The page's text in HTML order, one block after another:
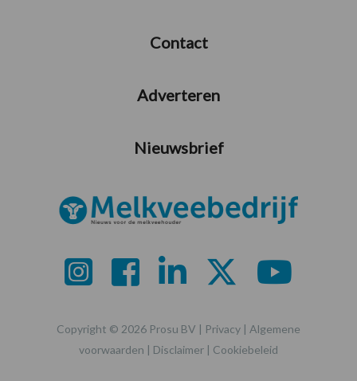
Contact
Adverteren
Nieuwsbrief
Copyright © 2026 Prosu BV | Privacy | Algemene
voorwaarden | Disclaimer | Cookiebeleid